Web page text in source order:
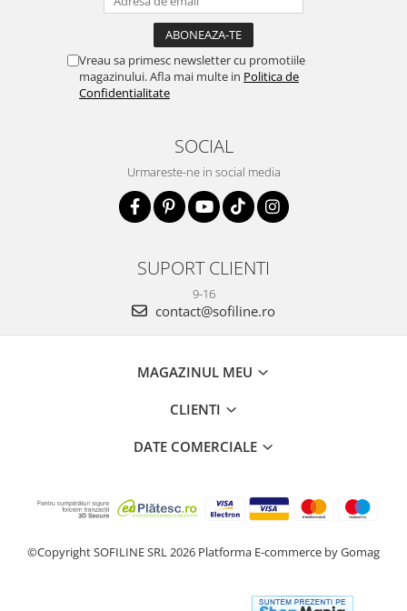
Vreau sa primesc newsletter cu promotiile
magazinului. Afla mai multe in Politica de
Confidentialitate
SOCIAL
Urmareste-ne in social media
SUPORT CLIENTI
9-16
contact@sofiline.ro
MAGAZINUL MEU
CLIENTI
DATE COMERCIALE
©Copyright SOFILINE SRL 2026 Platforma E-commerce by Gomag